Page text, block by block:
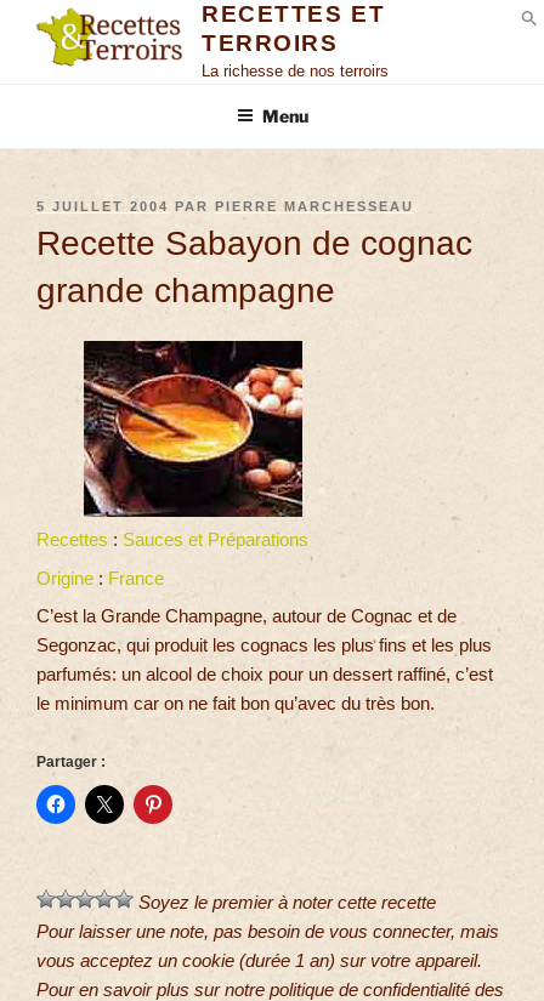
RECETTES ET
TERROIRS
La richesse de nos terroirs
Menu
5 JUILLET 2004 PAR PIERRE MARCHESSEAU
Recette Sabayon de cognac
grande champagne
Recettes : Sauces et Préparations
Origine : France
C’est la Grande Champagne, autour de Cognac et de
Segonzac, qui produit les cognacs les plus fins et les plus
parfumés: un alcool de choix pour un dessert raffiné, c’est
le minimum car on ne fait bon qu’avec du très bon.
Partager :
Soyez le premier à noter cette recette
Pour laisser une note, pas besoin de vous connecter, mais
vous acceptez un cookie (durée 1 an) sur votre appareil.
Pour en savoir plus sur notre politique de confidentialité des